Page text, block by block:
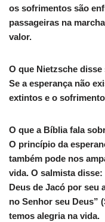
os sofrimentos são
passageiras na
valor.
O que Nietzsche
Se a esperança não
extintos e o
O que a Bíblia fala
O princípio da
também pode nos
vida. O salmista
Deus de Jacó por seu
no Senhor seu Deus”
temos alegria na vida.